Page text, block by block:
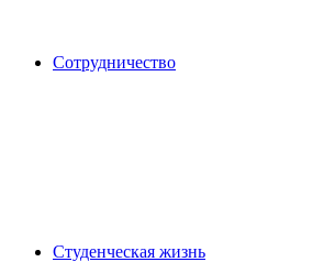
Сотрудничество
Студенческая жизнь